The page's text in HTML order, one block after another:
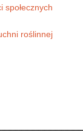
społecznych
roślinnej